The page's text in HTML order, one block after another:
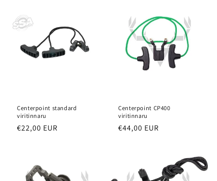
Centerpoint standard
viritinnaru
Normaalihinta
€22,00 EUR
Centerpoint CP400
viritinnaru
Normaalihinta
€44,00 EUR